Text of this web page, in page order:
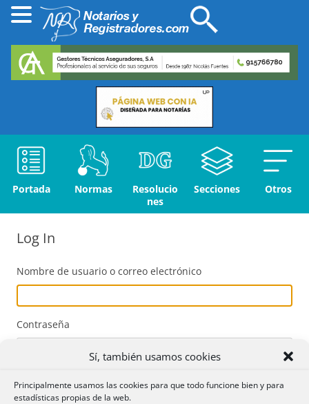
Sí, también usamos cookies
Principalmente usamos las cookies para que todo funcione bien y para
estadísticas propias de la web.
Portada Normas
Resolucio
nes
Secciones Otros
Log In
Nombre de usuario o correo electrónico
Contraseña